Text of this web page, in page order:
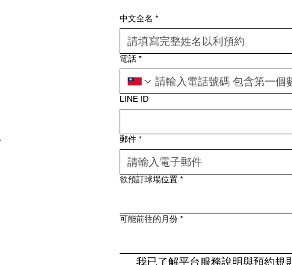
中文全名 *
電話 *
LINE ID
郵件 *
欲預訂球場位置 *
可能前往的月份 *
我已了解平台服務說明與預約規